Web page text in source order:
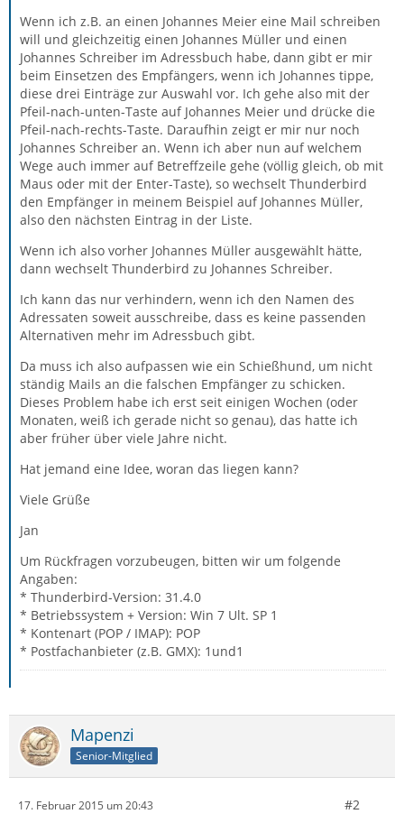
Wenn ich z.B. an einen Johannes Meier eine Mail schreiben
will und gleichzeitig einen Johannes Müller und einen
Johannes Schreiber im Adressbuch habe, dann gibt er mir
beim Einsetzen des Empfängers, wenn ich Johannes tippe,
diese drei Einträge zur Auswahl vor. Ich gehe also mit der
Pfeil-nach-unten-Taste auf Johannes Meier und drücke die
Pfeil-nach-rechts-Taste. Daraufhin zeigt er mir nur noch
Johannes Schreiber an. Wenn ich aber nun auf welchem
Wege auch immer auf Betreffzeile gehe (völlig gleich, ob mit
Maus oder mit der Enter-Taste), so wechselt Thunderbird
den Empfänger in meinem Beispiel auf Johannes Müller,
also den nächsten Eintrag in der Liste.
Wenn ich also vorher Johannes Müller ausgewählt hätte,
dann wechselt Thunderbird zu Johannes Schreiber.
Ich kann das nur verhindern, wenn ich den Namen des
Adressaten soweit ausschreibe, dass es keine passenden
Alternativen mehr im Adressbuch gibt.
Da muss ich also aufpassen wie ein Schießhund, um nicht
ständig Mails an die falschen Empfänger zu schicken.
Dieses Problem habe ich erst seit einigen Wochen (oder
Monaten, weiß ich gerade nicht so genau), das hatte ich
aber früher über viele Jahre nicht.
Hat jemand eine Idee, woran das liegen kann?
Viele Grüße
Jan
Um Rückfragen vorzubeugen, bitten wir um folgende
Angaben:
* Thunderbird-Version: 31.4.0
* Betriebssystem + Version: Win 7 Ult. SP 1
* Kontenart (POP / IMAP): POP
* Postfachanbieter (z.B. GMX): 1und1
Mapenzi
Senior-Mitglied
17. Februar 2015 um 20:43 #2